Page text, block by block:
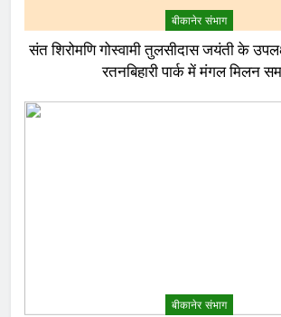
बीकानेर संभाग
संत शिरोमणि गोस्वामी तुलसीदास जयंती के
रतनबिहारी पार्क में मंगल मिलन
बीकानेर संभाग